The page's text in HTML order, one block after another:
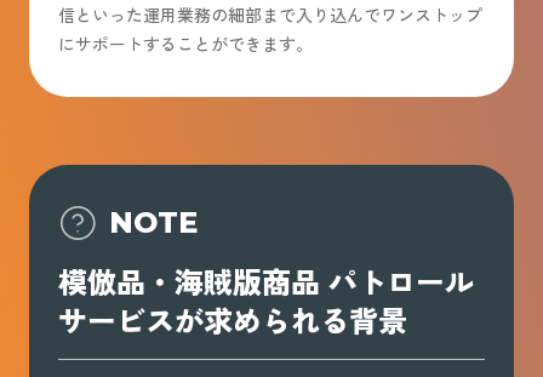
信といった運用業務の細部まで入り込んでワンストップ
にサポートすることができます。
NOTE
模倣品・海賊版商品 パトロール
サービスが求められる背景